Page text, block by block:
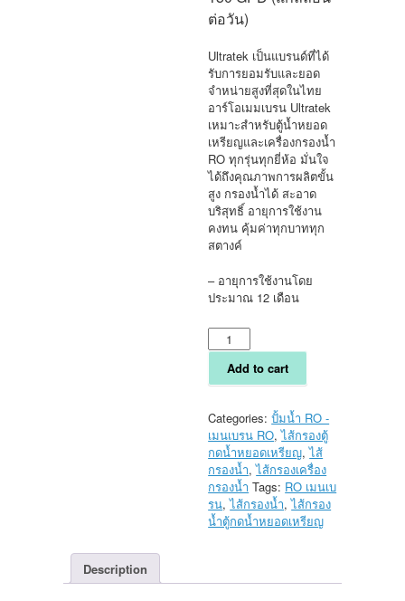
ต่อวัน)
Ultratek เป็นแบรนด์ที่ได้
รับการยอมรับและยอด
จำหน่ายสูงที่สุดในไทย
อาร์โอเมมเบรน Ultratek
เหมาะสำหรับตู้น้ำหยอด
เหรียญและเครื่องกรองน้ำ
RO ทุกรุ่นทุกยี่ห้อ มั่นใจ
ได้ถึงคุณภาพการผลิตขั้น
สูง กรองน้ำได้ สะอาด
บริสุทธิ์ อายุการใช้งาน
คงทน คุ้มค่าทุกบาททุก
สตางค์
– อายุการใช้งานโดย
ประมาณ 12 เดือน
ไส้
กรอง
มเบ
อาร์
โอ
ตู้
น้ำ
หยอด
เหรียญ
เครื่อง
Membrane
Add to cart
Categories:ปั้มน้ำ RO -
เมนเบรน RO,ไส้กรองตู้
กดน้ำหยอดเหรียญ,ไส้
กรองน้ำ,ไส้กรองเครื่อง
กรองน้ำ Tags: RO เมนเบ
รน,ไส้กรองน้ำ,ไส้กรอง
น้ำตู้กดน้ำหยอดเหรียญ
Description